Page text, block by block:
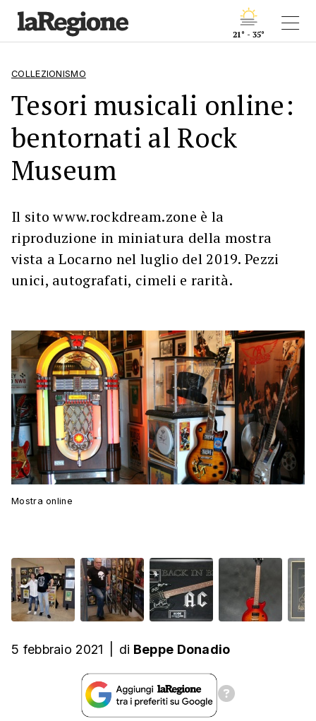
21° - 35°
COLLEZIONISMO
Tesori musicali online:
bentornati al Rock
Museum
Il sito www.rockdream.zone è la
riproduzione in miniatura della mostra
vista a Locarno nel luglio del 2019. Pezzi
unici, autografati, cimeli e rarità.
Mostra online
5 febbraio 2021 di Beppe Donadio